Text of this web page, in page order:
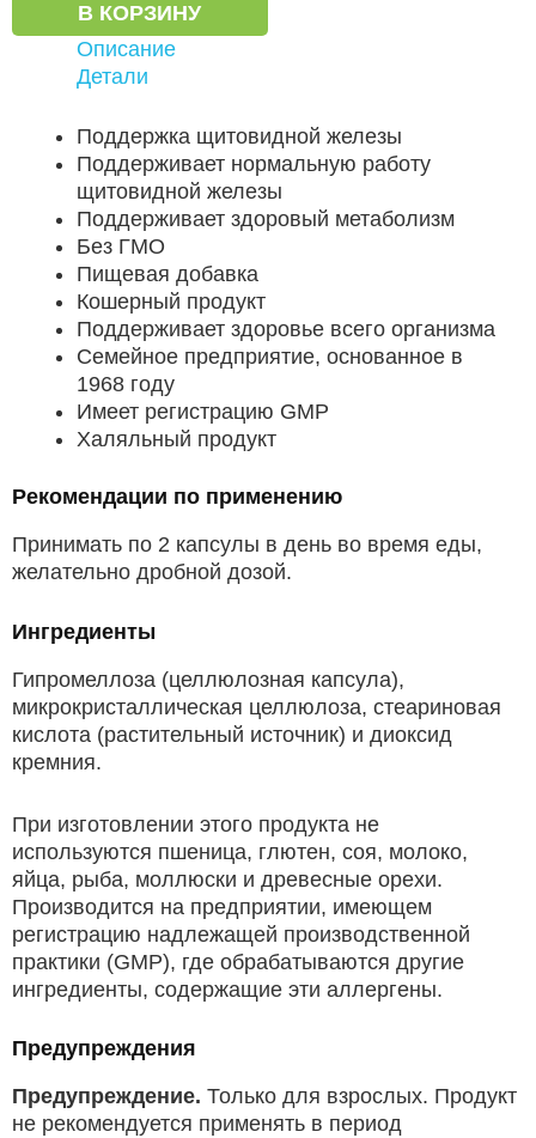
В КОРЗИНУ
Описание
Детали
Поддержка щитовидной железы
Поддерживает нормальную работу
щитовидной железы
Поддерживает здоровый метаболизм
Без ГМО
Пищевая добавка
Кошерный продукт
Поддерживает здоровье всего организма
Семейное предприятие, основанное в
1968 году
Имеет регистрацию GMP
Халяльный продукт
Рекомендации по применению
Принимать по 2 капсулы в день во время еды,
желательно дробной дозой.
Ингредиенты
Гипромеллоза (целлюлозная капсула),
микрокристаллическая целлюлоза, стеариновая
кислота (растительный источник) и диоксид
кремния.
При изготовлении этого продукта не
используются пшеница, глютен, соя, молоко,
яйца, рыба, моллюски и древесные орехи.
Производится на предприятии, имеющем
регистрацию надлежащей производственной
практики (GMP), где обрабатываются другие
ингредиенты, содержащие эти аллергены.
Предупреждения
Предупреждение. Только для взрослых. Продукт
не рекомендуется применять в период